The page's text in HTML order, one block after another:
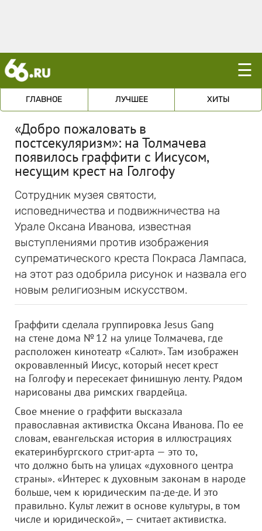
☰
ГЛАВНОЕ ЛУЧШЕЕ ХИТЫ
«Добро пожаловать в
постсекуляризм»: на Толмачева
появилось граффити с Иисусом,
несущим крест на Голгофу
Сотрудник музея святости,
исповедничества и подвижничества на
Урале Оксана Иванова, известная
выступлениями против изображения
супрематического креста Покраса Лампаса,
на этот раз одобрила рисунок и назвала его
новым религиозным искусством.
Граффити сделала группировка Jesus Gang
на стене дома № 12 на улице Толмачева, где
расположен кинотеатр «Салют». Там изображен
окровавленный Иисус, который несет крест
на Голгофу и пересекает финишную ленту. Рядом
нарисованы два римских гвардейца.
Свое мнение о граффити высказала
православная активистка Оксана Иванова. По ее
словам, евангельская история в иллюстрациях
екатеринбургского стрит-арта — это то,
что должно быть на улицах «духовного центра
страны». «Интерес к духовным законам в народе
больше, чем к юридическим па-де-де. И это
правильно. Культ лежит в основе культуры, в том
числе и юридической», — считает активистка.